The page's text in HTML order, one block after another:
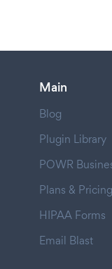
Main
Blog
Plugin Library
POWR
Plans & Pricing
HIPAA Forms
Email Blast